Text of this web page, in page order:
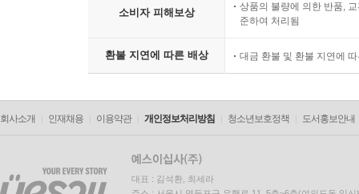
소비자 피해보상
상품의 불량에 의한 반품,
준하여 처리됨
환불 지연에 따른 배상 대금 환불 및 환불 지연에
회사소개 인재채용 이용약관 개인정보처리방침 청소년보호정책 도서홍보안내
대표 : 김석환, 최세라